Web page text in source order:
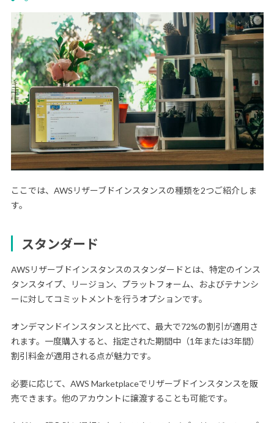
ここでは、AWSリザーブドインスタンスの種類を2つご紹介しま
す。
スタンダード
AWSリザーブドインスタンスのスタンダードとは、特定のインス
タンスタイプ、リージョン、プラットフォーム、およびテナンシ
ーに対してコミットメントを行うオプションです。
オンデマンドインスタンスと比べて、最大で72%の割引が適用さ
れます。一度購入すると、指定された期間中（1年または3年間）
割引料金が適用される点が魅力です。
必要に応じて、AWS Marketplaceでリザーブドインスタンスを販
売できます。他のアカウントに譲渡することも可能です。